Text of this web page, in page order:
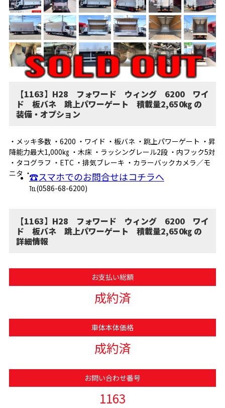
【1163】H28 フォワード ウィング 6200 ワイ
ド 板バネ 跳上パワーゲート 積載量2,650㎏ の
装備・オプション
・メッキ多数 ・6200 ・ワイド ・板バネ ・跳上パワーゲート ・昇
降能力最大1,000㎏ ・木床 ・ラッシングレール2段 ・内フック5対
・タコグラフ ・ETC ・排気ブレーキ ・カラーバックカメラ／モ
ニタ ・☎スマホでのお問合せはコチラへ
℡(0586-68-6200)
【1163】H28 フォワード ウィング 6200 ワイ
ド 板バネ 跳上パワーゲート 積載量2,650㎏ の
詳細情報
お支払い総額
成約済
車体本体価格
成約済
お問い合わせ番号
1163